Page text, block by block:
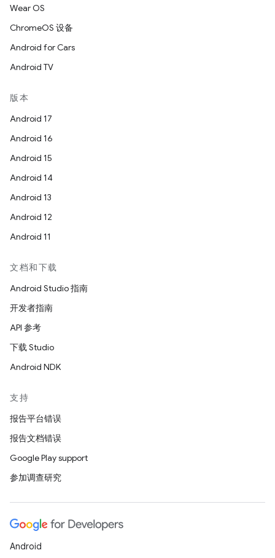
Wear OS
ChromeOS 设备
Android for Cars
Android TV
版本
Android 17
Android 16
Android 15
Android 14
Android 13
Android 12
Android 11
文档和下载
Android Studio 指南
开发者指南
API 参考
下载 Studio
Android NDK
支持
报告平台错误
报告文档错误
Google Play support
参加调查研究
Android